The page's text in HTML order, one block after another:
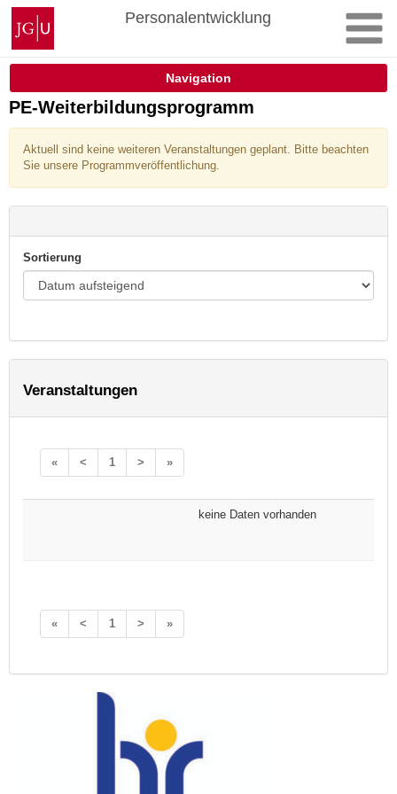
Zum
Inhalt
springen
Johannes
Gutenberg-
Universität
Personalentwicklung
Navigation
PE-Weiterbildungsprogramm
Aktuell sind keine weiteren Veranstaltungen geplant. Bitte beachten
Sie unsere Programmveröffentlichung.
Sortierung
Veranstaltungen
« < 1 > »
keine Daten vorhanden
« < 1 > »